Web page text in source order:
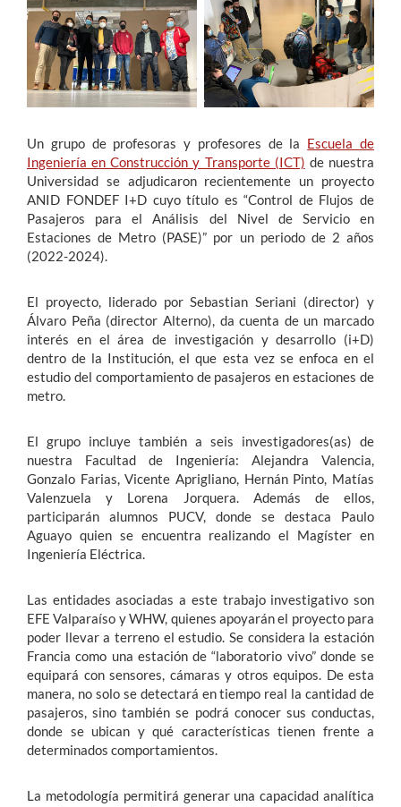
English
Un grupo de profesoras y profesores de la Escuela de
Ingeniería en Construcción y Transporte (ICT) de nuestra
Universidad se adjudicaron recientemente un proyecto
ANID FONDEF I+D cuyo título es “Control de Flujos de
Pasajeros para el Análisis del Nivel de Servicio en
Estaciones de Metro (PASE)” por un periodo de 2 años
(2022-2024).
El proyecto, liderado por Sebastian Seriani (director) y
Álvaro Peña (director Alterno), da cuenta de un marcado
interés en el área de investigación y desarrollo (i+D)
dentro de la Institución, el que esta vez se enfoca en el
estudio del comportamiento de pasajeros en estaciones de
metro.
El grupo incluye también a seis investigadores(as) de
nuestra Facultad de Ingeniería: Alejandra Valencia,
Gonzalo Farias, Vicente Aprigliano, Hernán Pinto, Matías
Valenzuela y Lorena Jorquera. Además de ellos,
participarán alumnos PUCV, donde se destaca Paulo
Aguayo quien se encuentra realizando el Magíster en
Ingeniería Eléctrica.
Las entidades asociadas a este trabajo investigativo son
EFE Valparaíso y WHW, quienes apoyarán el proyecto para
poder llevar a terreno el estudio. Se considera la estación
Francia como una estación de “laboratorio vivo” donde se
equipará con sensores, cámaras y otros equipos. De esta
manera, no solo se detectará en tiempo real la cantidad de
pasajeros, sino también se podrá conocer sus conductas,
donde se ubican y qué características tienen frente a
determinados comportamientos.
La metodología permitirá generar una capacidad analítica